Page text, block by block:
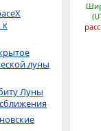
к
луны
Луны